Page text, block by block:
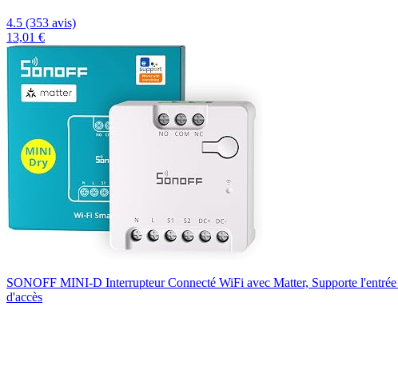
4.5 (353 avis)
13,01 €
SONOFF MINI-D Interrupteur Connecté WiFi avec Matter, Supporte
d'accès